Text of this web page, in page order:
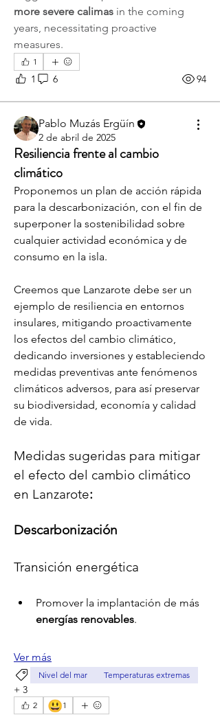
more severe calimas in the coming
years, necessitating proactive
measures.
1
1 6 94
Pablo Muzás Ergüín
2 de abril de 2025
Resiliencia frente al cambio
climático
Proponemos un plan de acción rápida
para la descarbonización, con el fin de
superponer la sostenibilidad sobre
cualquier actividad económica y de
consumo en la isla.
Creemos que Lanzarote debe ser un
ejemplo de resiliencia en entornos
insulares, mitigando proactivamente
los efectos del cambio climático,
dedicando inversiones y estableciendo
medidas preventivas ante fenómenos
climáticos adversos, para así preservar
su biodiversidad, economía y calidad
de vida.
Medidas sugeridas para mitigar
el efecto del cambio climático
en Lanzarote:
Descarbonización
Transición energética
energías renovables.
Ver más
Nivel del mar Temperaturas extremas
+ 3
2 😃1